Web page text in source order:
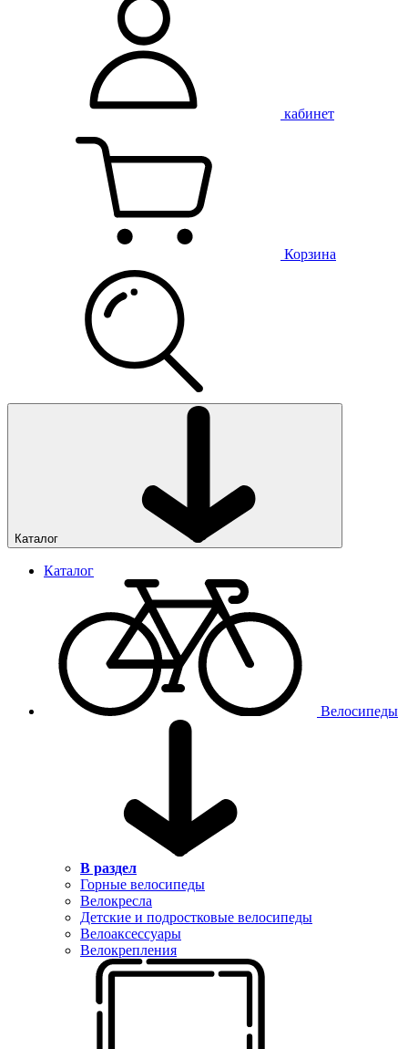
кабинет
Корзина
Каталог
Каталог
Велосипеды
В раздел
Горные велосипеды
Велокресла
Детские и подростковые велосипеды
Велоаксессуары
Велокрепления